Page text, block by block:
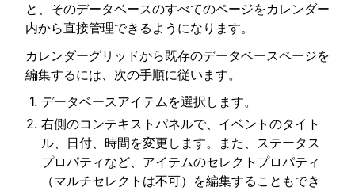
と、そのデータベースのすべてのページをカレンダー
内から直接管理できるようになります。
カレンダーグリッドから既存のデータベースページを
編集するには、次の手順に従います。
データベースアイテムを選択します。
右側のコンテキストパネルで、イベントのタイト
ル、日付、時間を変更します。また、ステータス
プロパティなど、アイテムのセレクトプロパティ
（マルチセレクトは不可）を編集することもでき